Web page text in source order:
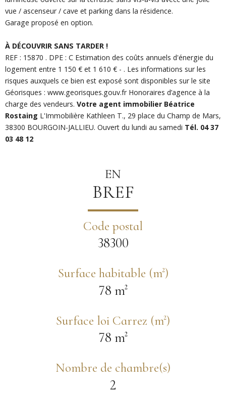
vue / ascenseur / cave et parking dans la résidence.
Garage proposé en option.
À DÉCOUVRIR SANS TARDER !
REF : 15870 . DPE : C Estimation des coûts annuels d'énergie du
logement entre 1 150 € et 1 610 € - . Les informations sur les
risques auxquels ce bien est exposé sont disponibles sur le site
Géorisques : www.georisques.gouv.fr Honoraires d’agence à la
charge des vendeurs. Votre agent immobilier Béatrice
Rostaing L'Immobilière Kathleen T., 29 place du Champ de Mars,
38300 BOURGOIN-JALLIEU. Ouvert du lundi au samedi Tél. 04 37
03 48 12
EN
BREF
Code postal
38300
Surface habitable (m²)
78 m²
Surface loi Carrez (m²)
78 m²
Nombre de chambre(s)
2